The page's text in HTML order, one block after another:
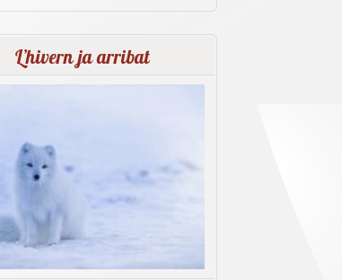
L’hivern ja arribat